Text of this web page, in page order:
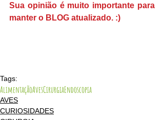
Sua opinião é muito importante para
manter o BLOG atualizado. :)
Tags:
AlimentaçãoAvesCirurgiaEndoscopia
AVES
CURIOSIDADES